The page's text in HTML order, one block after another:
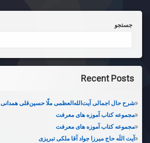
جستجو
Recent Posts
شرح حال اجمالی آیت‌الله‌العظمی ملّا حسین‌قلی همدانی
مجموعه کتاب آموزه های معرفت
مجموعه کتاب آموزه های معرفت
آیت اللَه حاج میرزا جواد آقا ملکی تبریزی